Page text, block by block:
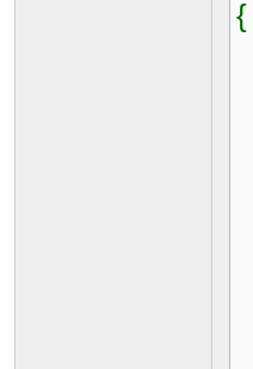
{